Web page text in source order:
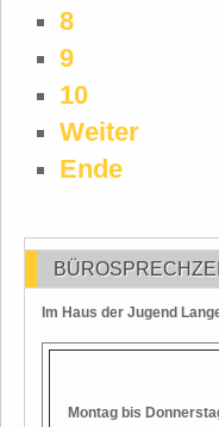
8
9
10
Weiter
Ende
Im Haus der Jugend
Montag bis